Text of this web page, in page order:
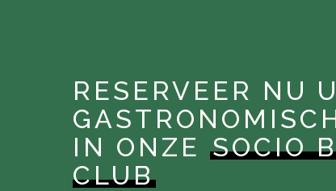
RESERVEER NU
IN ONZESOCIO
CLUB